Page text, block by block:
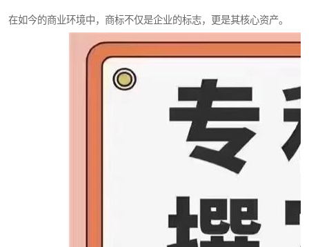
在如今的商业环境中，商标不仅是企业的标志，更是其核心资产。